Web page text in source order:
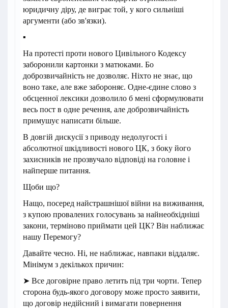
юридичну діру, де виграє той, у кого сильніші
аргументи (або зв'язки).
▪︎
На протесті проти нового Цивільного Кодексу
заборонили картонки з матюками. Бо
доброзвичайність не дозволяє. Ніхто не знає, що
воно таке, але вже забороняє. Одне-єдине слово з
обсценної лексики дозволило б мені сформулювати
весь пост в одне речення, але доброзвичайність
примушує написати більше.
В довгій дискусії з приводу недолугості і
абсолютної шкідливості нового ЦК, з боку його
захисників не прозвучало відповіді на головне і
найперше питання.
Щоби що?
Нащо, посеред найстрашнішої війни на виживання,
з купою провалених голосувань за найнеобхідніші
закони, терміново приймати цей ЦК? Він наближає
нашу Перемогу?
Давайте чесно. Ні, не наближає, навпаки віддаляє.
Мінімум з декількох причин:
➤ Все договірне право летить під три чорти. Тепер
сторона будь-якого договору може просто заявити,
що договір недійсний і вимагати повернення